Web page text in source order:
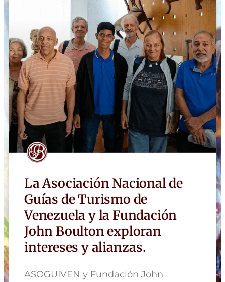
La Asociación Nacional de
Guías de Turismo de
Venezuela y la Fundación
John Boulton exploran
intereses y alianzas.
ASOGUIVEN y Fundación John